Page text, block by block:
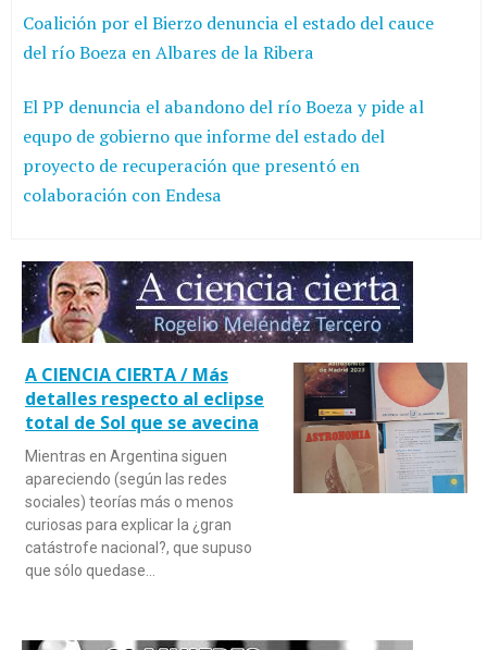
Coalición por el Bierzo denuncia el estado del cauce
del río Boeza en Albares de la Ribera
El PP denuncia el abandono del río Boeza y pide al
equpo de gobierno que informe del estado del
proyecto de recuperación que presentó en
colaboración con Endesa
A CIENCIA CIERTA / Más
detalles respecto al eclipse
total de Sol que se avecina
Mientras en Argentina siguen
apareciendo (según las redes
sociales) teorías más o menos
curiosas para explicar la ¿gran
catástrofe nacional?, que supuso
que sólo quedase…